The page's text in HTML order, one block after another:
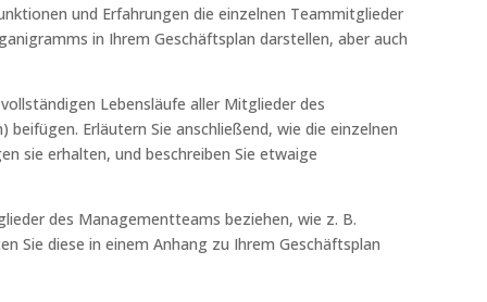
und Erfahrungen die einzelnen Teammitglieder
in Ihrem Geschäftsplan darstellen, aber auch
Lebensläufe aller Mitglieder des
Erläutern Sie anschließend, wie die einzelnen
sie erhalten, und beschreiben Sie etwaige
des Managementteams beziehen, wie z. B.
Sie diese in einem Anhang zu Ihrem Geschäftsplan